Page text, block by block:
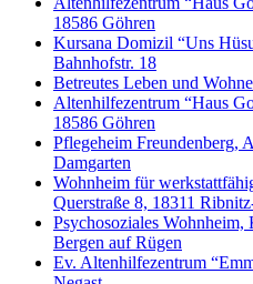
18586 Göhren
Kursana Domizil “Uns
Bahnhofstr. 18
Betreutes Leben und
Altenhilfezentrum “Haus
18586 Göhren
Pflegeheim Freundenberg,
Damgarten
Wohnheim für
Querstraße 8, 18311
Psychosoziales
Bergen auf Rügen
Ev. Altenhilfezentrum